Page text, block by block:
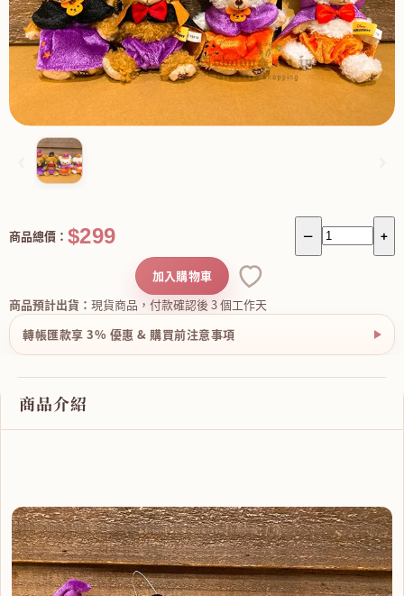
－ +
商品總價： $299
商品預計出貨： 現貨商品，付款確認後 3 個工作天
加入購物車
轉帳匯款享 3% 優惠 & 購買前注意事項
商品介紹